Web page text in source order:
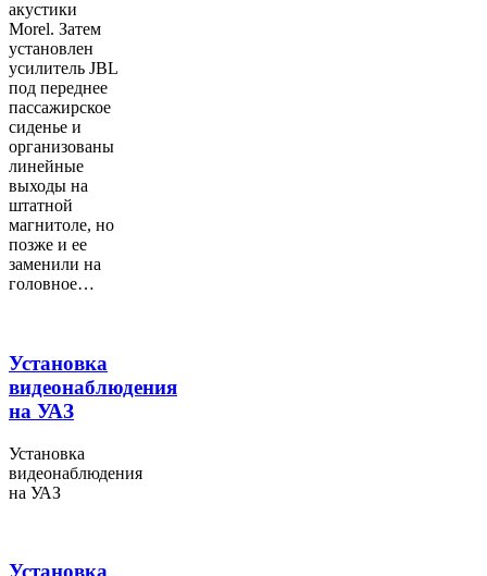
акустики
Morel. Затем
установлен
усилитель JBL
под переднее
пассажирское
сиденье и
организованы
линейные
выходы на
штатной
магнитоле, но
позже и ее
заменили на
головное…
Установка
видеонаблюдения
на УАЗ
Установка
видеонаблюдения
на УАЗ